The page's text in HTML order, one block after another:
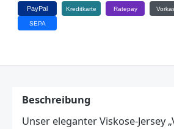
PayPal Kreditkarte Ratepay
SEPA
Beschreibung
Unser eleganter Viskose-Jersey